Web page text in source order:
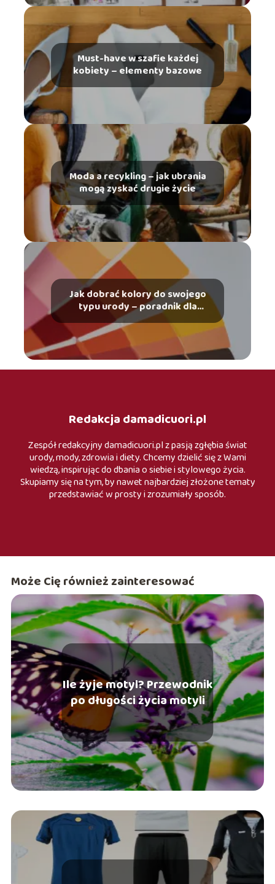
Must-have w szafie każdej
kobiety – elementy bazowe
Moda a recykling – jak ubrania
mogą zyskać drugie życie
Jak dobrać kolory do swojego
typu urody – poradnik dla
każdego
Redakcja damadicuori.pl
Zespół redakcyjny damadicuori.pl z pasją zgłębia świat
urody, mody, zdrowia i diety. Chcemy dzielić się z Wami
wiedzą, inspirując do dbania o siebie i stylowego życia.
Skupiamy się na tym, by nawet najbardziej złożone tematy
przedstawiać w prosty i zrozumiały sposób.
Może Cię również zainteresować
Ile żyje motyl? Przewodnik
po długości życia motyli